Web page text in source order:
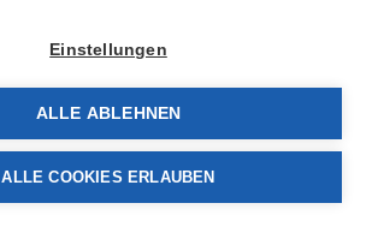
Einstellungen
ALLE ABLEHNEN
ALLE COOKIES ERLAUBEN